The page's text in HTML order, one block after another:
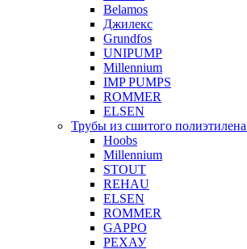
Belamos
Джилекс
Grundfos
UNIPUMP
Millennium
IMP PUMPS
ROMMER
ELSEN
Трубы из сшитого полиэтилена
Hoobs
Millennium
STOUT
REHAU
ELSEN
ROMMER
GAPPO
РЕХАУ